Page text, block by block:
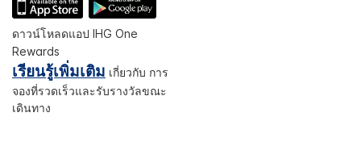
ดาวน์โหลดแอป IHG One
Rewards
เรียนรู้เพิ่มเติม เกี่ยวกับ การ
จองที่รวดเร็วและรับรางวัลขณะ
เดินทาง